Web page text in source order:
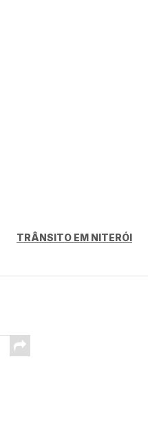
TRÂNSITO EM NITERÓI